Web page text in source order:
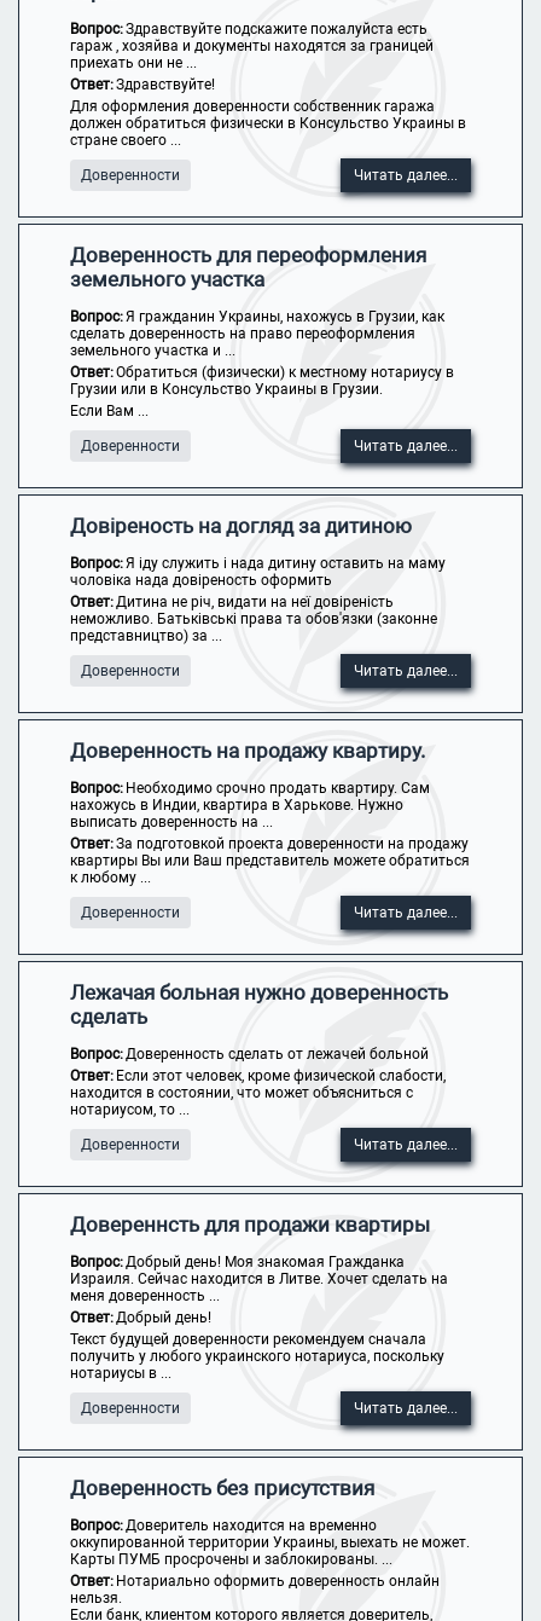
Вопрос:Здравствуйте подскажите пожалуйста есть
гараж , хозяйва и документы находятся за границей
приехать они не ...
Ответ:Здравствуйте!
Для оформления доверенности собственник гаража
должен обратиться физически в Консульство Украины в
стране своего ...
Доверенности Читать далее...
Доверенность для переоформления
земельного участка
Вопрос:Я гражданин Украины, нахожусь в Грузии, как
сделать доверенность на право переоформления
земельного участка и ...
Ответ:Обратиться (физически) к местному нотариусу в
Грузии или в Консульство Украины в Грузии.
Если Вам ...
Доверенности Читать далее...
Довіреность на догляд за дитиною
Вопрос:Я іду служить і нада дитину оставить на маму
чоловіка нада довіреность оформить
Ответ:Дитина не річ, видати на неї довіреність
неможливо. Батьківські права та обов'язки (законне
представництво) за ...
Доверенности Читать далее...
Доверенность на продажу квартиру.
Вопрос: Необходимо срочно продать квартиру. Сам
нахожусь в Индии, квартира в Харькове. Нужно
выписать доверенность на ...
Ответ:За подготовкой проекта доверенности на продажу
квартиры Вы или Ваш представитель можете обратиться
к любому ...
Доверенности Читать далее...
Лежачая больная нужно доверенность
сделать
Вопрос:Доверенность сделать от лежачей больной
Ответ: Если этот человек, кроме физической слабости,
находится в состоянии, что может объясниться с
нотариусом, то ...
Доверенности Читать далее...
Довереннсть для продажи квартиры
Вопрос:Добрый день! Моя знакомая Гражданка
Израиля. Сейчас находится в Литве. Хочет сделать на
меня доверенность ...
Ответ:Добрый день!
Текст будущей доверенности рекомендуем сначала
получить у любого украинского нотариуса, поскольку
нотариусы в ...
Доверенности Читать далее...
Доверенность без присутствия
Вопрос:Доверитель находится на временно
оккупированной территории Украины, выехать не может.
Карты ПУМБ просрочены и заблокированы. ...
Ответ: Нотариально оформить доверенность онлайн
нельзя.
Если банк, клиентом которого является доверитель,